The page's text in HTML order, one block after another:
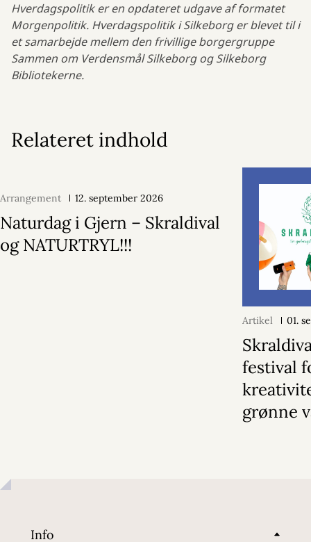
Hverdagspolitik er en opdateret udgave af formatet
Morgenpolitik. Hverdagspolitik i Silkeborg er blevet til i
et samarbejde mellem den frivillige borgergruppe
Sammen om Verdensmål Silkeborg og Silkeborg
Bibliotekerne.
Relateret indhold
Arrangement 12. september 2026
Naturdag i Gjern – Skraldival
og NATURTRYL!!!
Artikel 01.
festival
grønne
Info